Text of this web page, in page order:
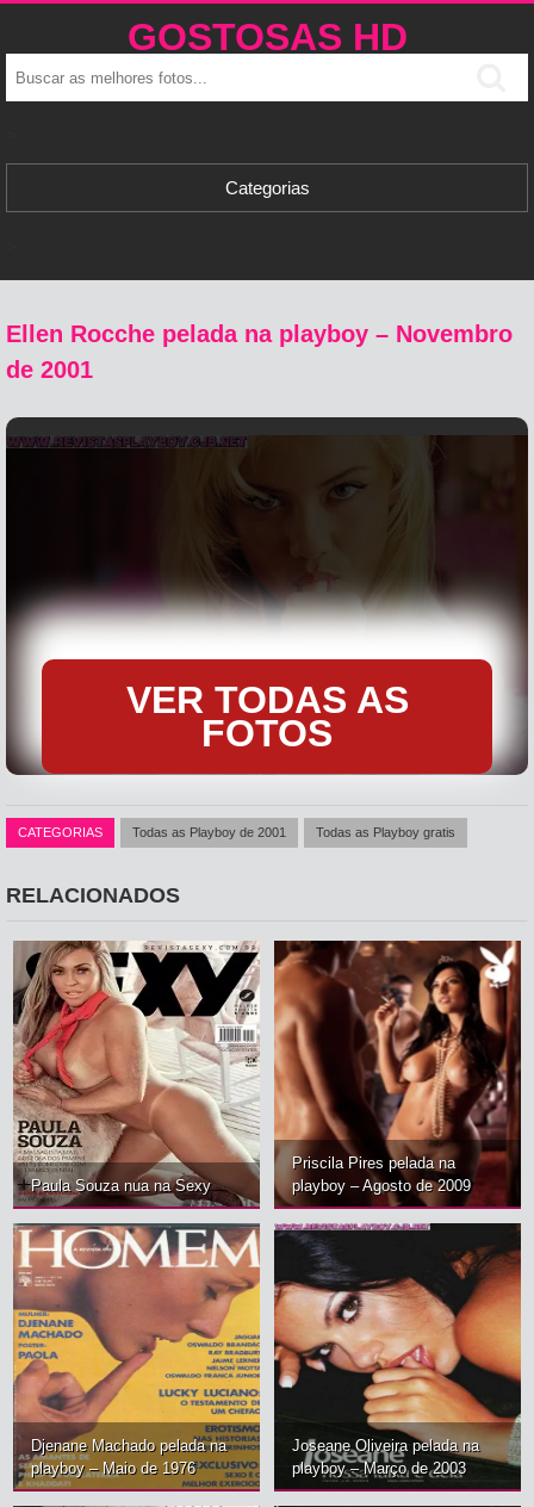
GOSTOSAS HD
Categorias
Ellen Rocche pelada na playboy – Novembro
de 2001
2001, peitos grandes, bunda enorme e buceta deliciosa fazem
VER TODAS AS
FOTOS
CATEGORIAS Todas as Playboy de 2001 Todas as Playboy gratis
RELACIONADOS
Paula Souza nua na Sexy
Priscila Pires pelada na
playboy – Agosto de 2009
Djenane Machado pelada na
playboy – Maio de 1976
Joseane Oliveira pelada na
playboy – Março de 2003